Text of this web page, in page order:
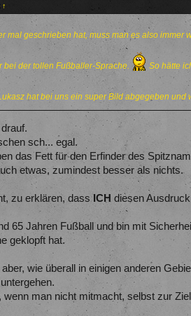
↑
mal geschrieben hat, muss man es also immer
bei der tollen Fußballer-Sprache. So hätte
hat bei uns ein super Bild abgegeben und
sch... egal.
das Fett für den Erfinder des
etwas, zumindest besser als nichts.
zu erklären, dass ICH diesen
65 Jahren Fußball und bin mit
geklopft hat.
wie überall in einigen anderen
wenn man nicht mitmacht, selbst zur